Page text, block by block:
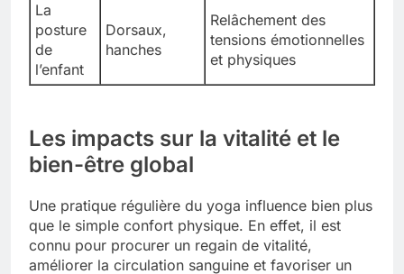
La
posture
de
l’enfant
Dorsaux,
hanches
Relâchement des
tensions émotionnelles
et physiques
Les impacts sur la vitalité et le
bien-être global
Une pratique régulière du yoga influence bien plus
que le simple confort physique. En effet, il est
connu pour procurer un regain de vitalité,
améliorer la circulation sanguine et favoriser un